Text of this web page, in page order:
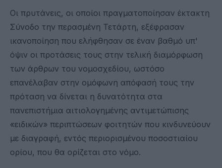
Οι πρυτάνεις, οι οποίοι πραγματοποίησαν έκτακτη
Σύνοδο την περασμένη Τετάρτη, εξέφρασαν
ικανοποίηση που ελήφθησαν σε έναν βαθμό υπ'
όψιν οι προτάσεις τους στην τελική διαμόρφωση
των άρθρων του νομοσχεδίου, ωστόσο
επανέλαβαν στην ομόφωνη απόφασή τους την
πρόταση να δίνεται η δυνατότητα στα
πανεπιστήμια αιτιολογημένης αντιμετώπισης
«ειδικών» περιπτώσεων φοιτητών που κινδυνεύουν
με διαγραφή, εντός περιορισμένου ποσοστιαίου
ορίου, που θα ορίζεται στο νόμο.